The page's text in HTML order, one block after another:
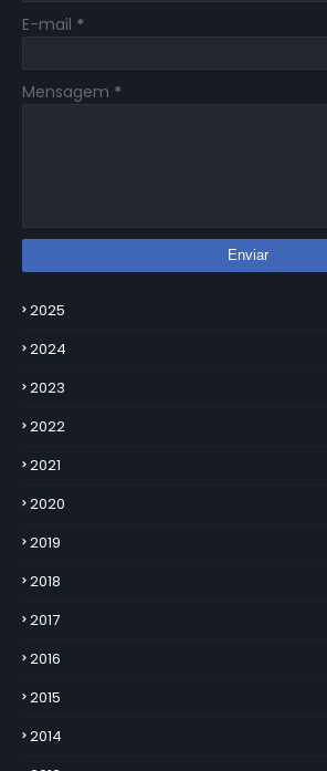
E-mail *
Mensagem *
2025
2024
2023
2022
2021
2020
2019
2018
2017
2016
2015
2014